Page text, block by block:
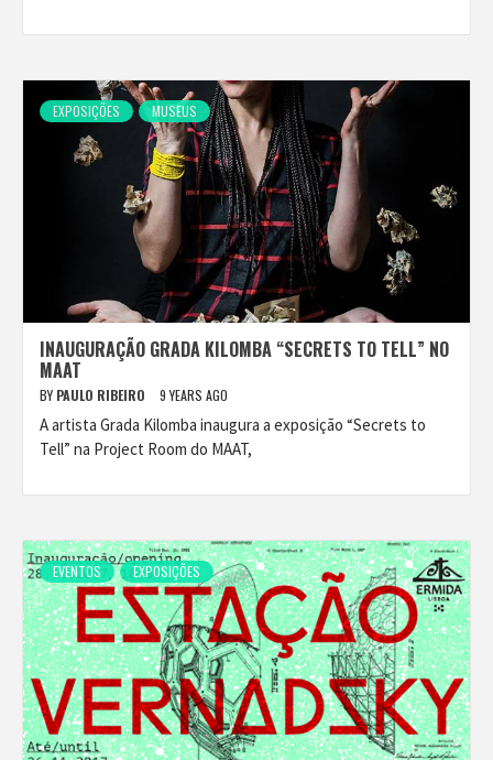
EXPOSIÇÕES MUSEUS
INAUGURAÇÃO GRADA KILOMBA “SECRETS TO TELL” NO
MAAT
BY PAULO RIBEIRO 9 YEARS AGO
A artista Grada Kilomba inaugura a exposição “Secrets to
Tell” na Project Room do MAAT,
EVENTOS EXPOSIÇÕES